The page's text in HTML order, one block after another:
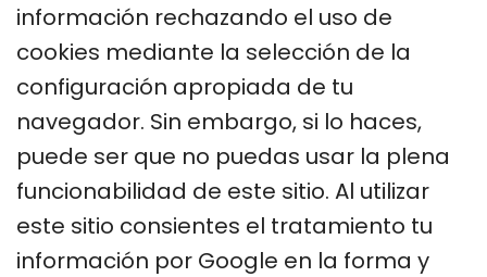
información rechazando el uso de
cookies mediante la selección de la
configuración apropiada de tu
navegador. Sin embargo, si lo haces,
puede ser que no puedas usar la plena
funcionabilidad de este sitio. Al utilizar
este sitio consientes el tratamiento tu
información por Google en la forma y